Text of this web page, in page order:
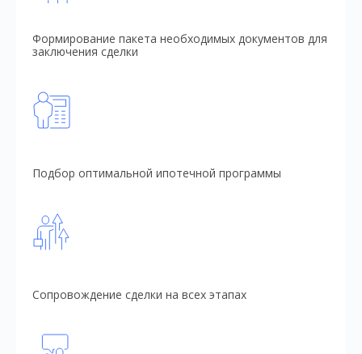
Формирование пакета необходимых документов для
заключения сделки
Подбор оптимальной ипотечной программы
Сопровождение сделки на всех этапах